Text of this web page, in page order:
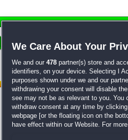
Datenschutz| AGB|Impressum
We Care About Your
We and our 478 partner(s) store and
identifiers, on your device. Selecting I
purposes shown under we and our
withdrawing your consent will disable
see may not be as relevant to you. You
withdraw consent at any time by
webpage [or the floating icon on the
have effect within our Website. For